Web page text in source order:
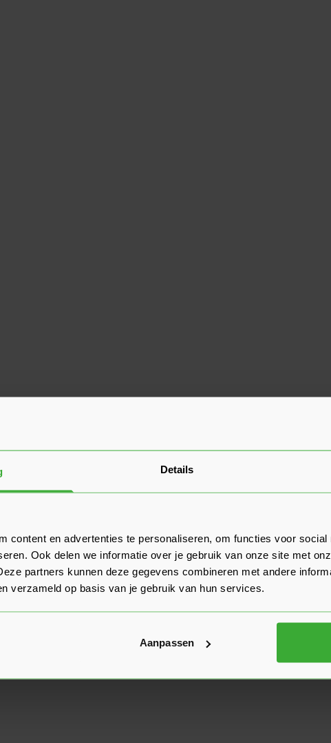
Details
content en advertenties te personaliseren, om functies voor social
Ook delen we informatie over je gebruik van onze site met
partners kunnen deze gegevens combineren met andere
verzameld op basis van je gebruik van hun services.
Aanpassen